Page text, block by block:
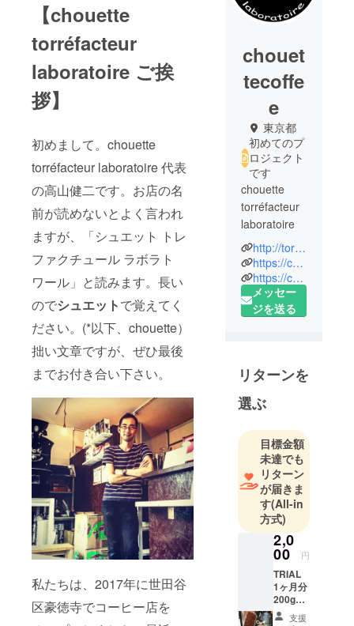
【chouette
torréfacteur
laboratoire ご挨
拶】
初めまして。chouette
torréfacteur laboratoire 代表
の高山健二です。お店の名
前が読めないとよく言われ
ますが、「シュエット トレ
ファクチュール ラボラト
ワール」と読みます。長い
のでシュエットで覚えてく
ださい。(*以下、chouette）
拙い文章ですが、ぜひ最後
までお付き合い下さい。
私たちは、2017年に世田谷
区豪徳寺でコーヒー店を
chouet
tecoffe
e
東京都
初めてのプ
ロジェクト
です
chouette
torréfacteur
laboratoire
コーヒー
ロースター&
カフェ
低温焙煎に
美味しさ
は、まさに
特別。
自然なあり
のままの美
味しさを追
求する。
店舗情報・
コーヒー豆
のご購入は
ウェブサイ
トから
http://torrefacteur-lab.tokyo/
https://chouettetl.theshop.jp/
https://ccblanche.thebase.in/
メッセー
ジを送る
リターンを
選ぶ
目標金額
未達でも
リターン
が届きま
す(All-in
方式)
2,0
00 円
TRIAL
1ヶ月分
200gの
コー支援